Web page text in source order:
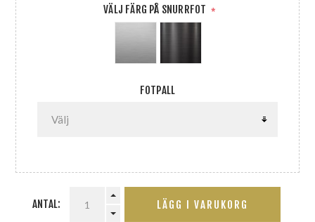
VÄLJ FÄRG PÅ SNURRFOT *
FOTPALL
ANTAL: LÄGG I VARUKORG